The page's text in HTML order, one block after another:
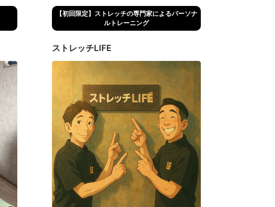
【初回限定】ストレッチの専門家によるパーソナ
ルトレーニング
ストレッチLIFE